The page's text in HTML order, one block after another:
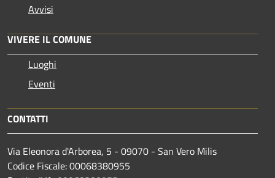
Avvisi
VIVERE IL COMUNE
Luoghi
Eventi
CONTATTI
Via Eleonora d'Arborea, 5 - 09070 - San Vero Milis
Codice Fiscale: 00068380955